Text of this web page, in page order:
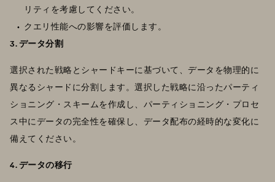
リティを考慮してください。
クエリ性能への影響を評価します。
3. データ分割
選択された戦略とシャードキーに基づいて、データを物理的に
異なるシャードに分割します。選択した戦略に沿ったパーティ
ショニング・スキームを作成し、パーティショニング・プロセ
ス中にデータの完全性を確保し、データ配布の経時的な変化に
備えてください。
4. データの移行